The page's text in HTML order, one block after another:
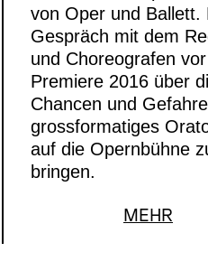
von Oper und Ballett.
Gespräch mit dem
und Choreografen
Premiere 2016 über
Chancen und
grossformatiges
auf die Opernbühne
bringen.
MEHR